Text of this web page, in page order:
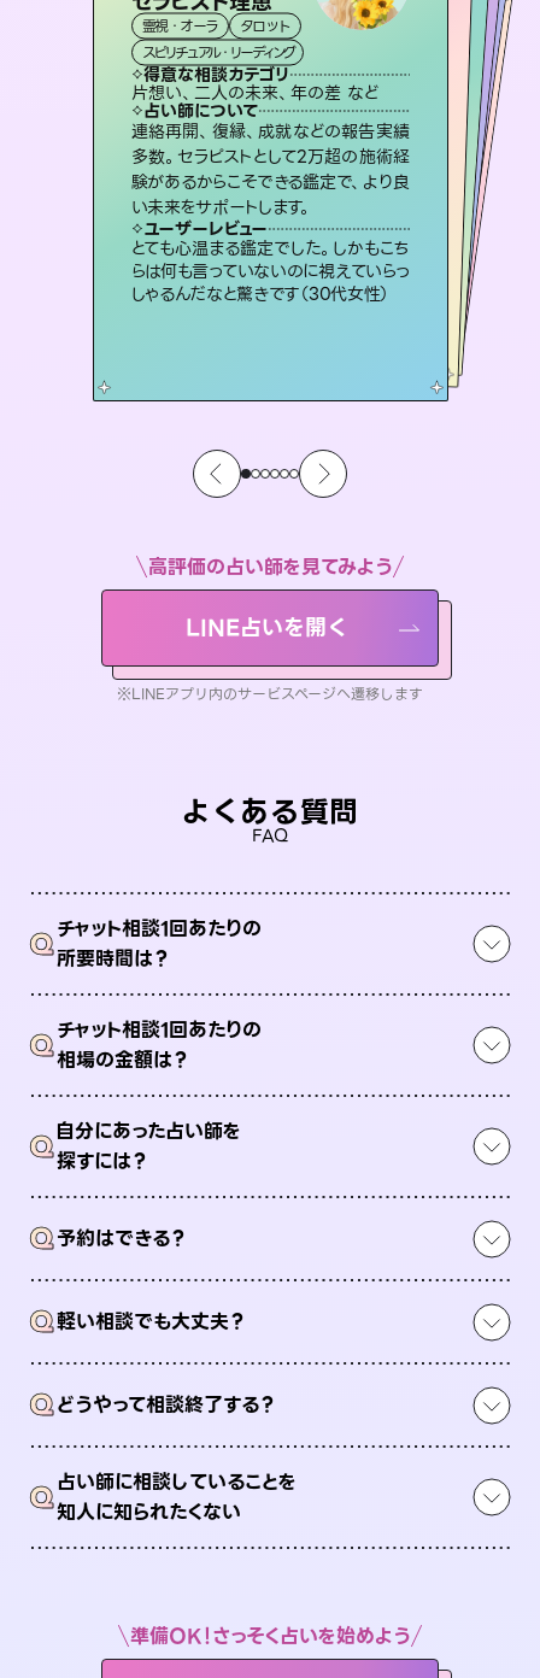
霊視・オーラ
タロット
スピリチュアル・リーディング
得意な相談カテゴリ
片想い、二人の未来、年の差 など
占い師について
連絡再開、復縁、成就などの報告実績
多数。セラピストとして2万超の施術経
験があるからこそできる鑑定で、より良
い未来をサポートします。
ユーザーレビュー
とても心温まる鑑定でした。しかもこち
らは何も言っていないのに視えていらっ
しゃるんだなと驚きです（30代女性）
桃源珠羽（とうげんみう）
霊視・オーラ タロット
スピリチュアル・リーディング
得意な相談カテゴリ
片想い、あの人の気持ち、復縁 など
占い師について
恋愛のお悩みの中でも特に「曖昧な関
係」の相談を得意としており、友達以上
恋人未満なお相手との今後や本音を丁
寧に読み解き恋愛成就へと導きます。
ユーザーレビュー
鑑定していただいてアドバイス通りに行
動すると仲が復活してきました。ありが
とうございました（40代 女性）
彗望（すいぼう
霊視・オーラ
スピリチュアル・リーディング
得意な相談カテゴリ
片想い、あの人の気持ち、復縁 など
占い師について
3,700年以上の歴史を持つ東洋最古の
占術「易占」で詳細まで占い、幸せへ向
かう道筋を示します。厳しい結果にも具
体的な対策をお伝えします。
ユーザーレビュー
複雑な背景もしっかり聞いて鑑定して
いただけました。気持ちが楽になりまし
た（50代 女性）
アイリス -iris-
西洋占星術
ルーン
得意な相談カテゴリ
恋愛総合、片想い、二人の未来 など
占い師について
復縁、恋愛、不倫の行方、同性愛や片思い、仕事関係や借金問題まで知りたいことや心の負担になっていることを紐解き、背中をそっと押して導きます。
ユーザーレビュー
安心感のあり、言い切ってくれる所や濁
さない鑑定のおかげで、毎回自分の気
持ちを整えられます（30代 男性）
未来視師＊花
霊視・オーラ
スピリチュアル・リーディング
得意な相談カテゴリ
出逢い、片想い、復縁 など
占い師について
未来には何パターンもの選択肢があり
ます。不安で視えにくくなっているあな
たの素敵な未来を見つけ、その未来を
選択できるようアドバイスします。
ユーザーレビュー
職場の人の性質や人間関係、本心など
本当によく視えていてびっくり。対策が
打てて前向きになれます（40代）
おう 霊感オラクル
霊視・オーラ
オラクルカード
得意な相談カテゴリ
恋愛総合、あの人の気持ち など
占い師について
霊視×オラクルカードを使って「今」と
「未来」そして「気になるあの人の気持
ち」まで丁寧に読み解き、恋や人生のヒ
ントを優しく引き出します。
ユーザーレビュー
不安な気持ちが嘘みたいに晴れまし
た…！よく視えていらっしゃるんだなと
感じました（40代 女性）
高評価の占い師を見てみよう
LINE占いを開く
※LINEアプリ内のサービスページへ遷移します
よくある質問
FAQ
Qチャット相談1回あたりの
所要時間は？
Qチャット相談1回あたりの
相場の金額は？
Q自分にあった占い師を
探すには？
Q予約はできる？
Q軽い相談でも大丈夫？
Qどうやって相談終了する？
Q占い師に相談していることを
知人に知られたくない
準備OK！さっそく占いを始めよう